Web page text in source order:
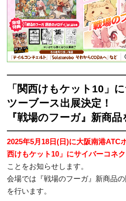
「関西けもケット10」
ツーブース出展決定！
『戦場のフーガ』新商品
2025年5月18日(日)に大阪南港ATC
西けもケット10」にサイバーコネ
ことをお知らせします。
会場では『戦場のフーガ』新商品
を行います。